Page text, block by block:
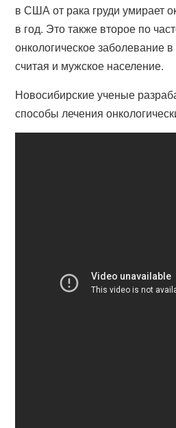
в США от рака груди умирает
в год. Это также второе по
онкологическое заболевание
считая и мужское население.
Новосибирские ученые
способы лечения